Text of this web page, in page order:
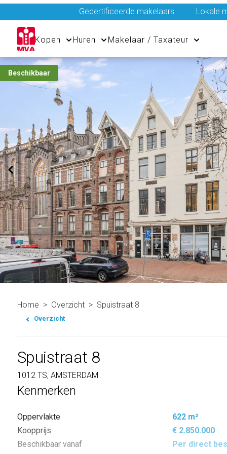
Gecertificeerde makelaars Lokale
Kopen Huren Makelaar / Taxateur
Beschikbaar
Home Overzicht Spuistraat 8
Overzicht
Spuistraat 8
1012 TS, AMSTERDAM
Kenmerken
Oppervlakte
622 m²
Koopprijs
€ 2.850.000
Beschikbaar vanaf
Per direct